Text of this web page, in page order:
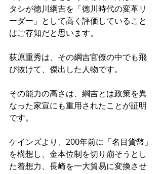
タシが徳川綱吉を「徳川時代の変革リ
ーダー」として高く評価していること
はご存知だと思います。
荻原重秀は、その綱吉官僚の中でも飛
び抜けて、傑出した人物です。
その能力の高さは、綱吉とは政策を異
なった家宣にも重用されたことが証明
です。
ケインズより、200年前に「名目貨幣」
を構想し、金本位制を切り崩そうとし
た着想力、長崎を一大貿易に変換させ